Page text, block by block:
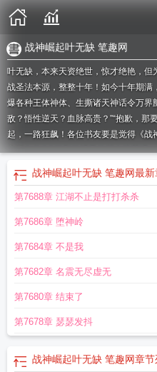
战神崛起叶无缺 笔趣网
叶无缺，本来天资绝世，惊才绝艳，
战圣法本源，整整十年！如今十年期
爆各种王体神体、生撕诸天神话令万界
敌？悟性逆天？血脉高贵？”“抱歉，那
起，一路狂飙！各位书友要是觉得《
忘记向您QQ群和微博里的朋友推荐哦！
费最新章节
战神叶无缺笔趣阁 叶无
缺 战神崛起主角叶无缺完结篇
在一起的章节战神狂飙叶无缺第几章
笔趣阁
战神崛起叶无缺 笔趣网最新
第7688章 江湖不止是打打杀杀
第7686章 堕神岭
第7684章 不是我
第7682章 名震无尽虚无
第7680章 结束了
第7678章 瑟瑟发抖
战神崛起叶无缺 笔趣网章节